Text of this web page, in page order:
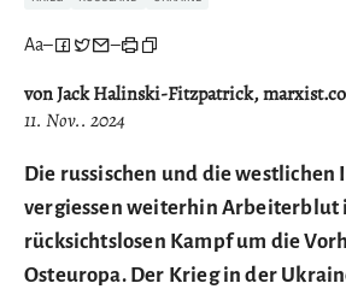
Aa– –
von Jack Halinski-Fitzpatrick,
11. Nov.. 2024
Die russischen und die
vergiessen weiterhin Arbeiterblut
rücksichtslosen Kampf um die
Osteuropa. Der Krieg in der